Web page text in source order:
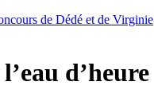
de Dédé et de Virginie
d’heure